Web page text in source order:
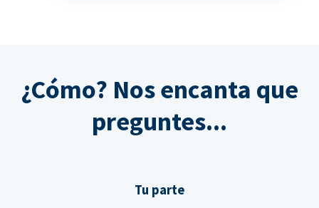
¿Cómo? Nos encanta que
preguntes...
Tu parte